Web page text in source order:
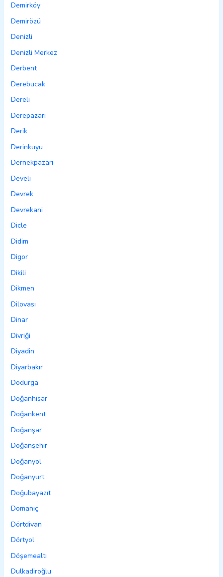
Demirköy
Demirözü
Denizli
Denizli Merkez
Derbent
Derebucak
Dereli
Derepazarı
Derik
Derinkuyu
Dernekpazarı
Develi
Devrek
Devrekani
Dicle
Didim
Digor
Dikili
Dikmen
Dilovası
Dinar
Divriği
Diyadin
Diyarbakır
Dodurga
Doğanhisar
Doğankent
Doğanşar
Doğanşehir
Doğanyol
Doğanyurt
Doğubayazıt
Domaniç
Dörtdivan
Dörtyol
Döşemealtı
Dulkadiroğlu